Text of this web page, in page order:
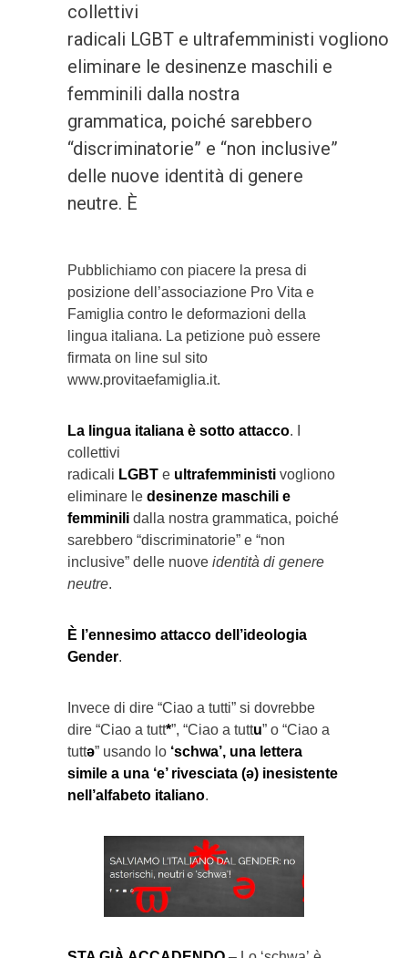
collettivi
radicali LGBT e ultrafemministi vogliono
eliminare le desinenze maschili e
femminili dalla nostra
grammatica, poiché sarebbero
“discriminatorie” e “non inclusive”
delle nuove identità di genere
neutre. È
Pubblichiamo con piacere la presa di
posizione dell’associazione Pro Vita e
Famiglia contro le deformazioni della
lingua italiana. La petizione può essere
firmata on line sul sito
www.provitaefamiglia.it.
La lingua italiana è sotto attacco. I
collettivi
radicali LGBT e ultrafemministi vogliono
eliminare le desinenze maschili e
femminili dalla nostra grammatica, poiché
sarebbero “discriminatorie” e “non
inclusive” delle nuove identità di genere
neutre.
È l’ennesimo attacco dell’ideologia
Gender.
Invece di dire “Ciao a tutti” si dovrebbe
dire “Ciao a tutt*”, “Ciao a tuttu” o “Ciao a
tuttə” usando lo ‘schwa’, una lettera
simile a una ‘e’ rivesciata (ə) inesistente
nell’alfabeto italiano.